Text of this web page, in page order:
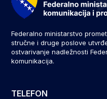
Federalno ministarstvo
stručne i druge poslove
ostvarivanje nadležnosti
komunikacija.
TELEFON